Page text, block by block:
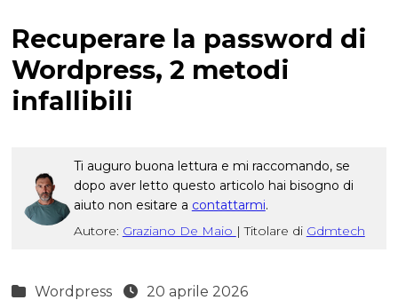
Recuperare la password di
Wordpress, 2 metodi
infallibili
Ti auguro buona lettura e mi raccomando, se
dopo aver letto questo articolo hai bisogno di
aiuto non esitare a contattarmi.
Autore: Graziano De Maio | Titolare di Gdmtech
Wordpress 20 aprile 2026